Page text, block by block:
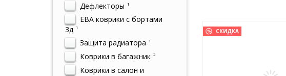
Дефлекторы 1
ЕВА коврики с бортами
3д 1
Защита радиатора 1
Коврики в багажник 2
Коврики в салон и
СКИДКА